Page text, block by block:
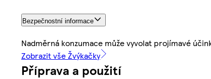
Bezpečnostní informace
Nadměrná konzumace může vyvolat projímavé
Zobrazit vše Žvýkačky
Příprava a použití